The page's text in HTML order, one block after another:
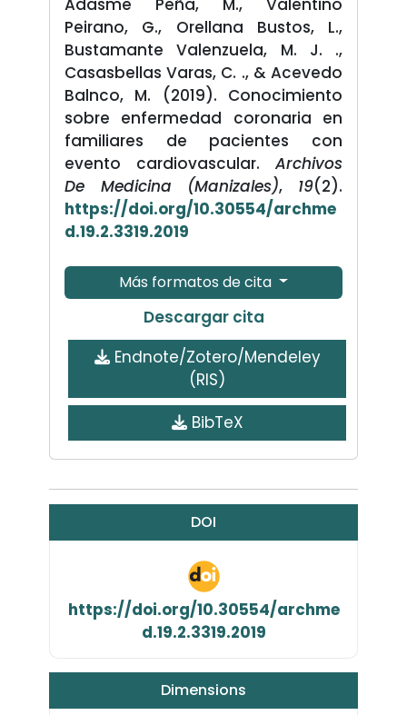
Peirano, G., Orellana Bustos, L.,
Bustamante Valenzuela, M. J. .,
Casasbellas Varas, C. ., & Acevedo
Balnco, M. (2019). Conocimiento
sobre enfermedad coronaria en
familiares de pacientes con
evento cardiovascular. Archivos
De Medicina (Manizales), 19(2).
https://doi.org/10.30554/archme
d.19.2.3319.2019
Más formatos de cita
Descargar cita
Endnote/Zotero/Mendeley
(RIS)
BibTeX
DOI
https://doi.org/10.30554/archme
d.19.2.3319.2019
Dimensions